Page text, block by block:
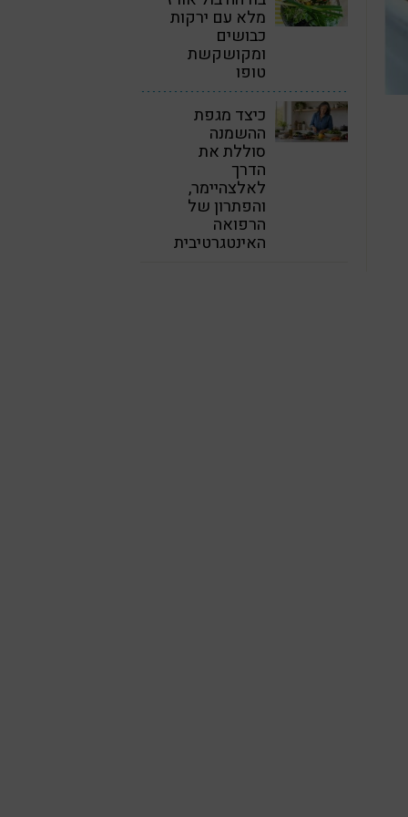
מלא עם ירקות
כבושים
ומקושקשת
טופו
כיצד מגפת
ההשמנה
סוללת את
הדרך
לאלצהיימר,
והפתרון של
הרפואה
האינטגרטיבית